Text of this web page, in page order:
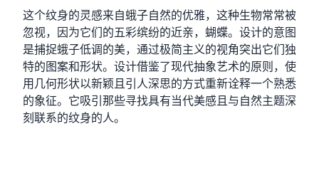
这个纹身的灵感来自蛾子自然的优雅，这种生物常常被
忽视，因为它们的五彩缤纷的近亲，蝴蝶。设计的意图
是捕捉蛾子低调的美，通过极简主义的视角突出它们独
特的图案和形状。设计借鉴了现代抽象艺术的原则，使
用几何形状以新颖且引人深思的方式重新诠释一个熟悉
的象征。它吸引那些寻找具有当代美感且与自然主题深
刻联系的纹身的人。